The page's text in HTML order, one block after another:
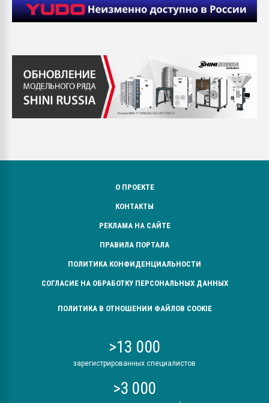
О ПРОЕКТЕ
КОНТАКТЫ
РЕКЛАМА НА САЙТЕ
ПРАВИЛА ПОРТАЛА
ПОЛИТИКА КОНФИДЕНЦИАЛЬНОСТИ
СОГЛАСИЕ НА ОБРАБОТКУ ПЕРСОНАЛЬНЫХ ДАННЫХ
ПОЛИТИКА В ОТНОШЕНИИ ФАЙЛОВ COOKIE
>13 000
зарегистрированных специалистов
>3 000